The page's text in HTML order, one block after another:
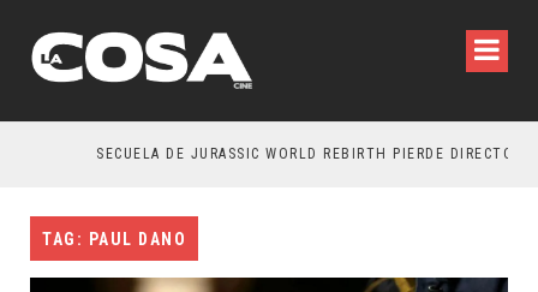
SECUELA DE JURASSIC WORLD REBIRTH PIERDE DIRECTOR
TAG: PAUL DANO